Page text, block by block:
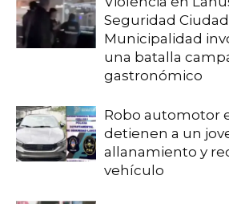
Seguridad
Municipalidad
una batalla
gastronómico
Robo automotor
detienen a un
allanamiento y
vehículo